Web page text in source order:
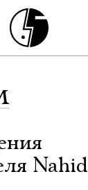
Nahid